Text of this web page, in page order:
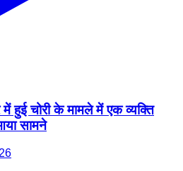
हुई चोरी के मामले में एक व्यक्ति
सामने